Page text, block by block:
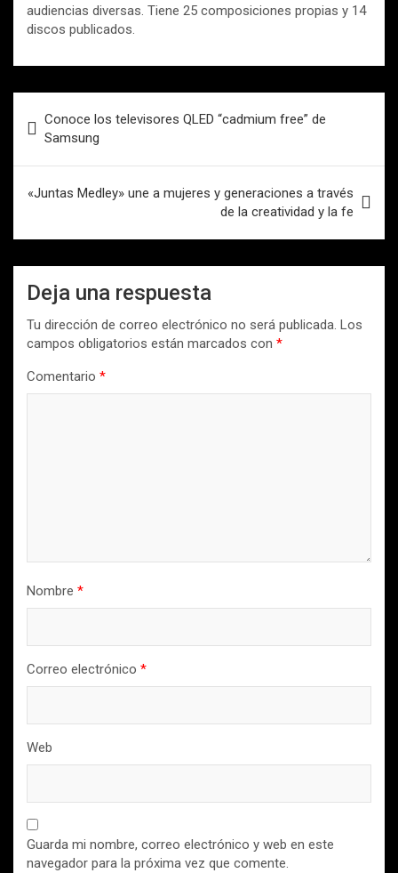
audiencias diversas. Tiene 25 composiciones propias y 14
discos publicados.
de
entradas
Conoce los televisores QLED “cadmium free” de
Samsung
«Juntas Medley» une a mujeres y generaciones a través
de la creatividad y la fe
Deja una respuesta
Tu dirección de correo electrónico no será publicada. Los
campos obligatorios están marcados con *
Comentario *
Nombre *
Correo electrónico *
Web
Guarda mi nombre, correo electrónico y web en este
navegador para la próxima vez que comente.